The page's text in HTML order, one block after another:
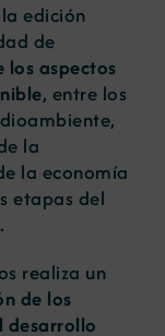
edición
de
los aspectos
, entre los
la
la economía
etapas del
realiza un
de los
desarrollo